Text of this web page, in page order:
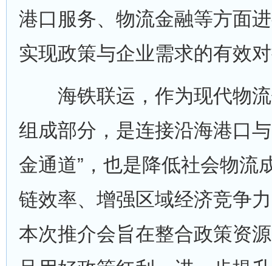
港口服务、物流金融等方面
实现政策与企业需求的有效
海铁联运，作为现代物流
组成部分，是连接沿海港口
金通道”，也是降低社会物流
链效率、增强区域经济竞争
本次推介会旨在整合政策资